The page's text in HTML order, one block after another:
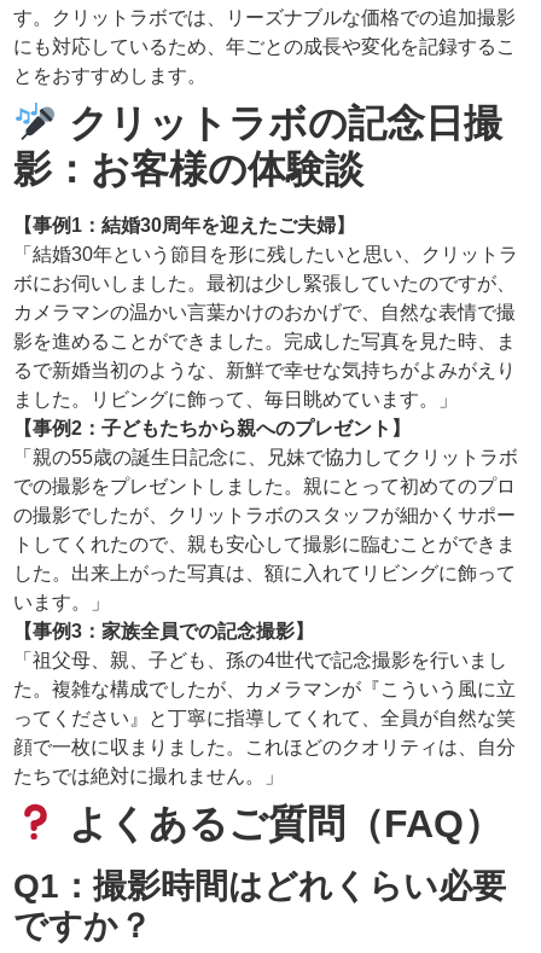
す。クリットラボでは、リーズナブルな価格での追加撮影
にも対応しているため、年ごとの成長や変化を記録するこ
とをおすすめします。
クリットラボの記念日撮
影：お客様の体験談
【事例1：結婚30周年を迎えたご夫婦】
「結婚30年という節目を形に残したいと思い、クリットラ
ボにお伺いしました。最初は少し緊張していたのですが、
カメラマンの温かい言葉かけのおかげで、自然な表情で撮
影を進めることができました。完成した写真を見た時、ま
るで新婚当初のような、新鮮で幸せな気持ちがよみがえり
ました。リビングに飾って、毎日眺めています。」
【事例2：子どもたちから親へのプレゼント】
「親の55歳の誕生日記念に、兄妹で協力してクリットラボ
での撮影をプレゼントしました。親にとって初めてのプロ
の撮影でしたが、クリットラボのスタッフが細かくサポー
トしてくれたので、親も安心して撮影に臨むことができま
した。出来上がった写真は、額に入れてリビングに飾って
います。」
【事例3：家族全員での記念撮影】
「祖父母、親、子ども、孫の4世代で記念撮影を行いまし
た。複雑な構成でしたが、カメラマンが『こういう風に立
ってください』と丁寧に指導してくれて、全員が自然な笑
顔で一枚に収まりました。これほどのクオリティは、自分
たちでは絶対に撮れません。」
よくあるご質問（FAQ）
Q1：撮影時間はどれくらい必要
ですか？